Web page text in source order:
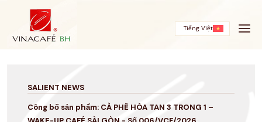
Tiếng Việt
SALIENT NEWS
Công bố sản phẩm: CÀ PHÊ HÒA TAN 3 TRONG 1 –